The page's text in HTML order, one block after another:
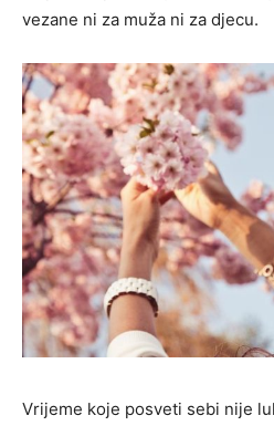
vezane ni za muža ni za djecu.
Vrijeme koje posveti sebi nije